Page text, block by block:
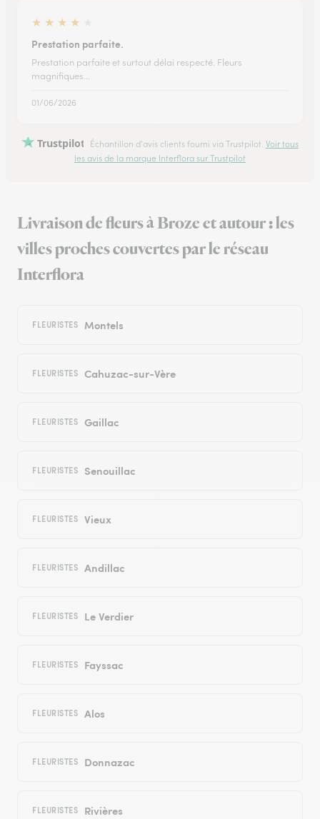
★ ★ ★ ★
Prestation parfaite.
Prestation parfaite et surtout délai respecté. Fleurs
magnifiques...
01/06/2026
Trustpilot Échantillon d'avis clients fourni via Trustpilot. Voir tous
les avis de la marque Interflora sur Trustpilot
Livraison de fleurs à Broze et autour : les
villes proches couvertes par le réseau
Interflora
FLEURISTES Montels
FLEURISTES Cahuzac-sur-Vère
FLEURISTES Gaillac
FLEURISTES Senouillac
FLEURISTES Vieux
FLEURISTES Andillac
FLEURISTES Le Verdier
FLEURISTES Fayssac
FLEURISTES Alos
FLEURISTES Donnazac
FLEURISTES Rivières